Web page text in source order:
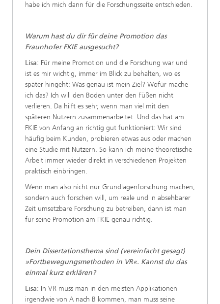
habe ich mich dann für die Forschungsseite entschieden.
Warum hast du dir für deine Promotion das
Fraunhofer FKIE ausgesucht?
Lisa: Für meine Promotion und die Forschung war und
ist es mir wichtig, immer im Blick zu behalten, wo es
später hingeht: Was genau ist mein Ziel? Wofür mache
ich das? Ich will den Boden unter den Füßen nicht
verlieren. Da hilft es sehr, wenn man viel mit den
späteren Nutzern zusammenarbeitet. Und das hat am
FKIE von Anfang an richtig gut funktioniert: Wir sind
häufig beim Kunden, probieren etwas aus oder machen
eine Studie mit Nutzern. So kann ich meine theoretische
Arbeit immer wieder direkt in verschiedenen Projekten
praktisch einbringen.
Wenn man also nicht nur Grundlagenforschung machen,
sondern auch forschen will, um reale und in absehbarer
Zeit umsetzbare Forschung zu betreiben, dann ist man
für seine Promotion am FKIE genau richtig.
Dein Dissertationsthema sind (vereinfacht gesagt)
»Fortbewegungsmethoden in VR«. Kannst du das
einmal kurz erklären?
Lisa: In VR muss man in den meisten Applikationen
irgendwie von A nach B kommen, man muss seine